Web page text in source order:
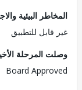
البيئية والاجتماعية
للتطبيق
المرحلة الأخيرة
Board